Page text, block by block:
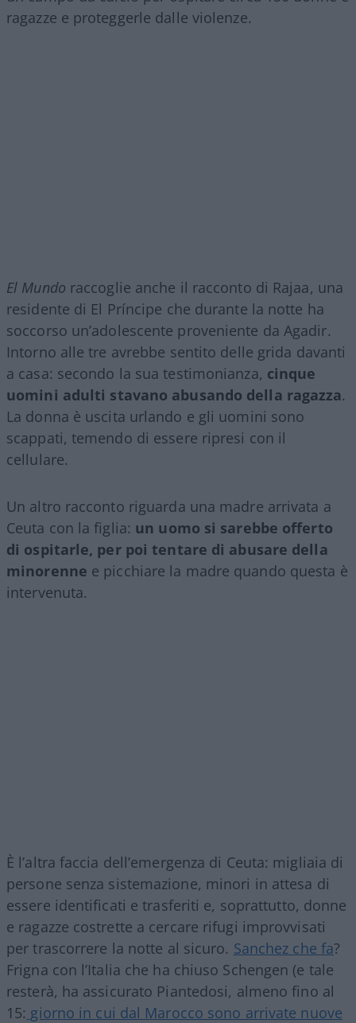
ragazze e proteggerle dalle violenze.
El Mundo raccoglie anche il racconto di Rajaa, una
residente di El Príncipe che durante la notte ha
soccorso un’adolescente proveniente da Agadir.
Intorno alle tre avrebbe sentito delle grida davanti
a casa: secondo la sua testimonianza, cinque
uomini adulti stavano abusando della ragazza.
La donna è uscita urlando e gli uomini sono
scappati, temendo di essere ripresi con il
cellulare.
Un altro racconto riguarda una madre arrivata a
Ceuta con la figlia: un uomo si sarebbe offerto
di ospitarle, per poi tentare di abusare della
minorenne e picchiare la madre quando questa è
intervenuta.
È l’altra faccia dell’emergenza di Ceuta: migliaia di
persone senza sistemazione, minori in attesa di
essere identificati e trasferiti e, soprattutto, donne
e ragazze costrette a cercare rifugi improvvisati
per trascorrere la notte al sicuro. Sanchez che fa?
Frigna con l’Italia che ha chiuso Schengen (e tale
resterà, ha assicurato Piantedosi, almeno fino al
15: giorno in cui dal Marocco sono arrivate nuove